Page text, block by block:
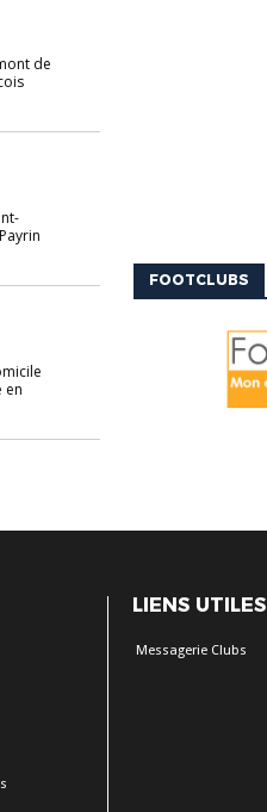
de
en
FOOTCLUBS
LIENS UTILES
Messagerie Clubs